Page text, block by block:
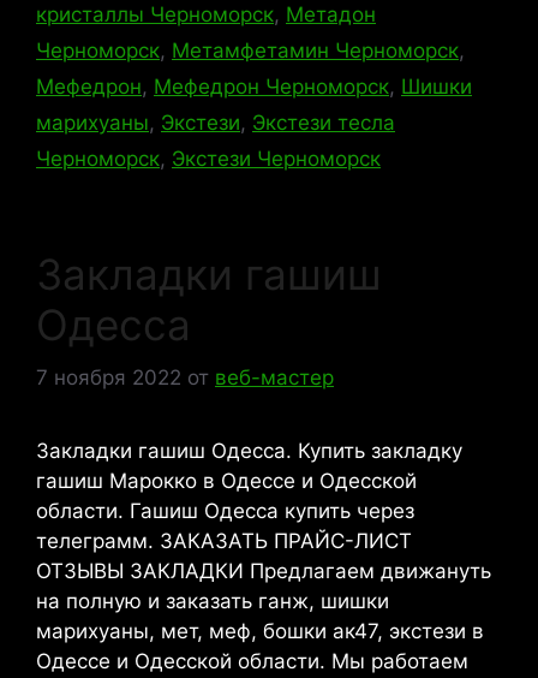
кристаллы Черноморск, Метадон
Черноморск, Метамфетамин Черноморск,
Мефедрон, Мефедрон Черноморск, Шишки
марихуаны, Экстези, Экстези тесла
Черноморск, Экстези Черноморск
Закладки гашиш
Одесса
7 ноября 2022 от веб-мастер
Закладки гашиш Одесса. Купить закладку
гашиш Марокко в Одессе и Одесской
области. Гашиш Одесса купить через
телеграмм. ЗАКАЗАТЬ ПРАЙС-ЛИСТ
ОТЗЫВЫ ЗАКЛАДКИ Предлагаем движануть
на полную и заказать ганж, шишки
марихуаны, мет, меф, бошки ак47, экстези в
Одессе и Одесской области. Мы работаем